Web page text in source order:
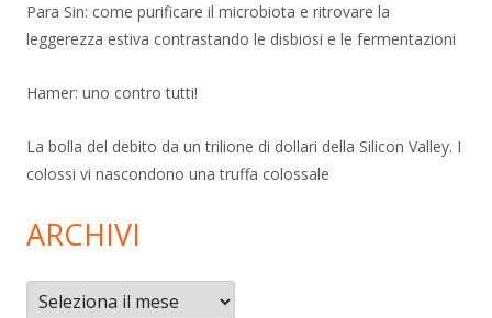
Para Sin: come purificare il microbiota e ritrovare la
leggerezza estiva contrastando le disbiosi e le fermentazioni
Hamer: uno contro tutti!
La bolla del debito da un trilione di dollari della Silicon Valley. I
colossi vi nascondono una truffa colossale
ARCHIVI
Archivi